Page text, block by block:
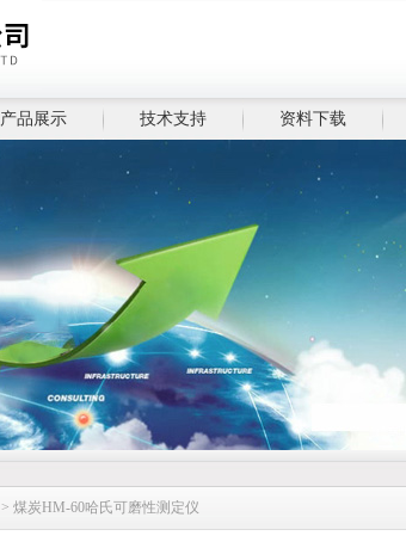
产品展示 技术支持 资料下载
> 煤炭HM-60哈氏可磨性测定仪